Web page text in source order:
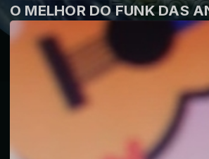
O MELHOR DO FUNK DAS